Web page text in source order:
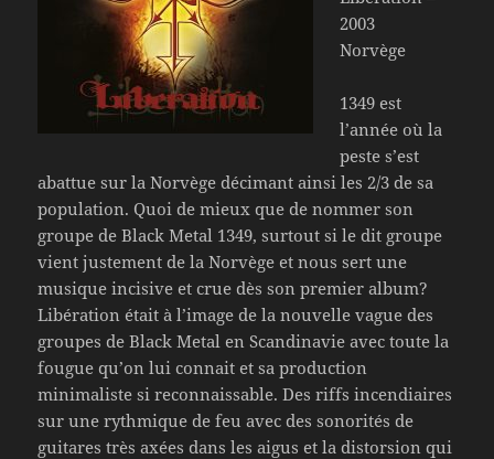
2003
Norvège
1349 est
l’année où la
peste s’est
abattue sur la Norvège décimant ainsi les 2/3 de sa
population. Quoi de mieux que de nommer son
groupe de Black Metal 1349, surtout si le dit groupe
vient justement de la Norvège et nous sert une
musique incisive et crue dès son premier album?
Libération était à l’image de la nouvelle vague des
groupes de Black Metal en Scandinavie avec toute la
fougue qu’on lui connait et sa production
minimaliste si reconnaissable. Des riffs incendiaires
sur une rythmique de feu avec des sonorités de
guitares très axées dans les aigus et la distorsion qui